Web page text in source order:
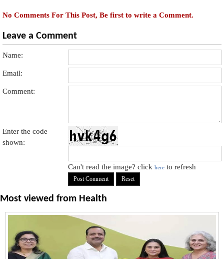
No Comments For This Post, Be first to write a Comment.
Leave a Comment
Name:
Email:
Comment:
Enter the code
shown:
Can't read the image? clickhere to refresh
Most viewed from Health